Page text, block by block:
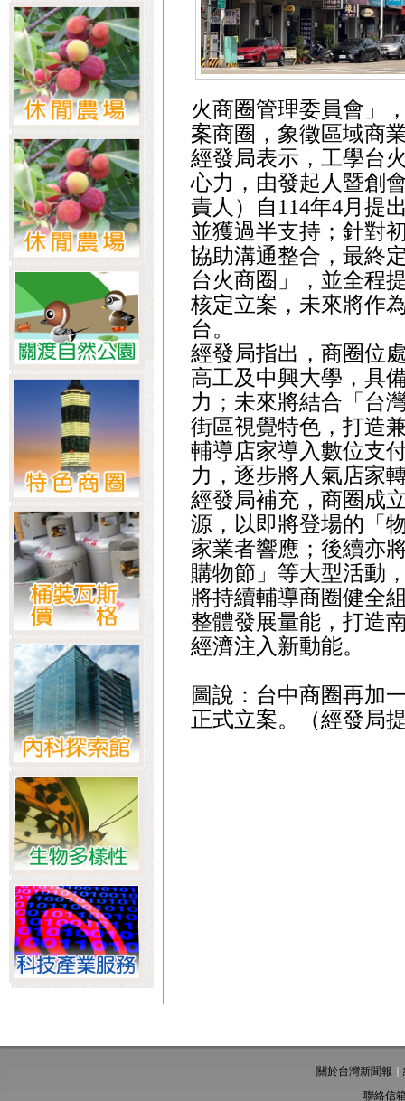
火商圈管理委員會」
案商圈，象徵區域商
經發局表示，工學台
心力，由發起人暨創
責人）自114年4月提
並獲過半支持；針對
協助溝通整合，最終
台火商圈」，並全程
核定立案，未來將作
台。
經發局指出，商圈位
高工及中興大學，具
力；未來將結合「台
街區視覺特色，打造
輔導店家導入數位支
力，逐步將人氣店家
經發局補充，商圈成
源，以即將登場的「
家業者響應；後續亦
購物節」等大型活動
將持續輔導商圈健全
整體發展量能，打造
經濟注入新動能。
圖說：台中商圈再加
正式立案。（經發局